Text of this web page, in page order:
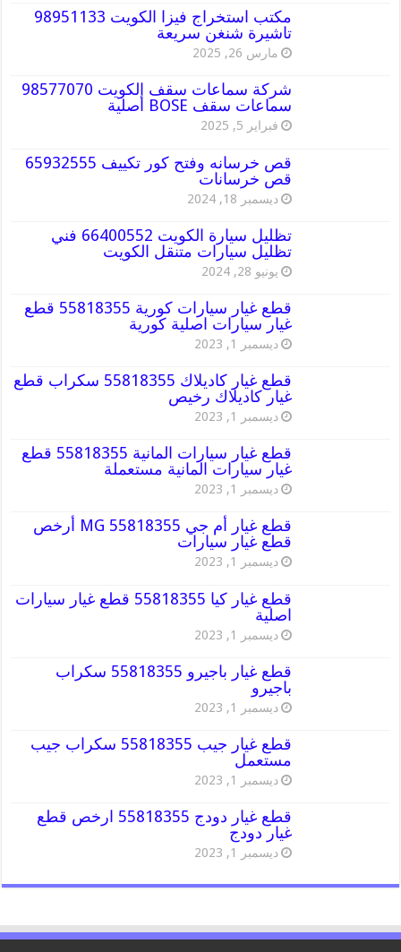
مكتب استخراج فيزا الكويت 98951133
تاشيرة شنغن سريعة
مارس 26, 2025
شركة سماعات سقف الكويت 98577070
سماعات سقف BOSE أصلية
فبراير 5, 2025
قص خرسانه وفتح كور تكييف 65932555
قص خرسانات
ديسمبر 18, 2024
تظليل سيارة الكويت 66400552 فني
تظليل سيارات متنقل الكويت
يونيو 28, 2024
قطع غيار سيارات كورية 55818355 قطع
غيار سيارات اصلية كورية
ديسمبر 1, 2023
قطع غيار كاديلاك 55818355 سكراب قطع
غيار كاديلاك رخيص
ديسمبر 1, 2023
قطع غيار سيارات المانية 55818355 قطع
غيار سيارات المانية مستعملة
ديسمبر 1, 2023
قطع غيار أم جي MG 55818355 أرخص
قطع غيار سيارات
ديسمبر 1, 2023
قطع غيار كيا 55818355 قطع غيار سيارات
اصلية
ديسمبر 1, 2023
قطع غيار باجيرو 55818355 سكراب
باجيرو
ديسمبر 1, 2023
قطع غيار جيب 55818355 سكراب جيب
مستعمل
ديسمبر 1, 2023
قطع غيار دودج 55818355 ارخص قطع
غيار دودج
ديسمبر 1, 2023